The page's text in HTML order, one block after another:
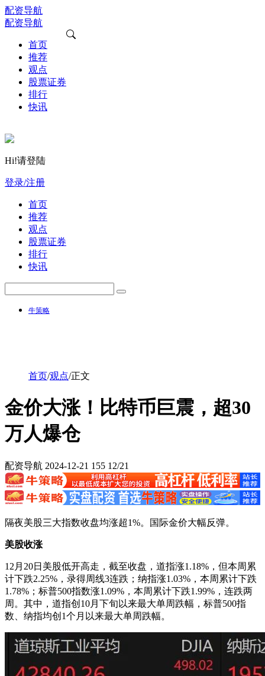
配资导航
配资导航
首页
推荐
观点
股票证券
排行
快讯
Hi!请登陆
登录/注册
首页
推荐
观点
股票证券
排行
快讯
牛策略
首页/观点/正文
金价大涨！比特币巨震，超30
万人爆仓
配资导航 2024-12-21 155 12/21
隔夜美股三大指数收盘均涨超1%。国际金价大幅反弹。
美股收涨
12月20日美股低开高走，截至收盘，道指涨1.18%，但本周累
计下跌2.25%，录得周线3连跌；纳指涨1.03%，本周累计下跌
1.78%；标普500指数涨1.09%，本周累计下跌1.99%，连跌两
周。其中，道指创10月下旬以来最大单周跌幅，标普500指
数、纳指均创1个月以来最大单周跌幅。